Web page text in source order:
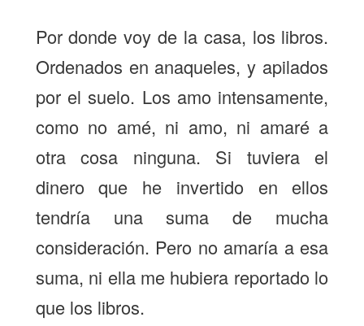
Por donde voy de la casa, los libros.
Ordenados en anaqueles, y apilados
por el suelo. Los amo intensamente,
como no amé, ni amo, ni amaré a
otra cosa ninguna. Si tuviera el
dinero que he invertido en ellos
tendría una suma de mucha
consideración. Pero no amaría a esa
suma, ni ella me hubiera reportado lo
que los libros.